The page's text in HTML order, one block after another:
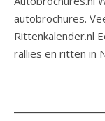
autobrochures.
Rittenkalender.nl
rallies en ritten in